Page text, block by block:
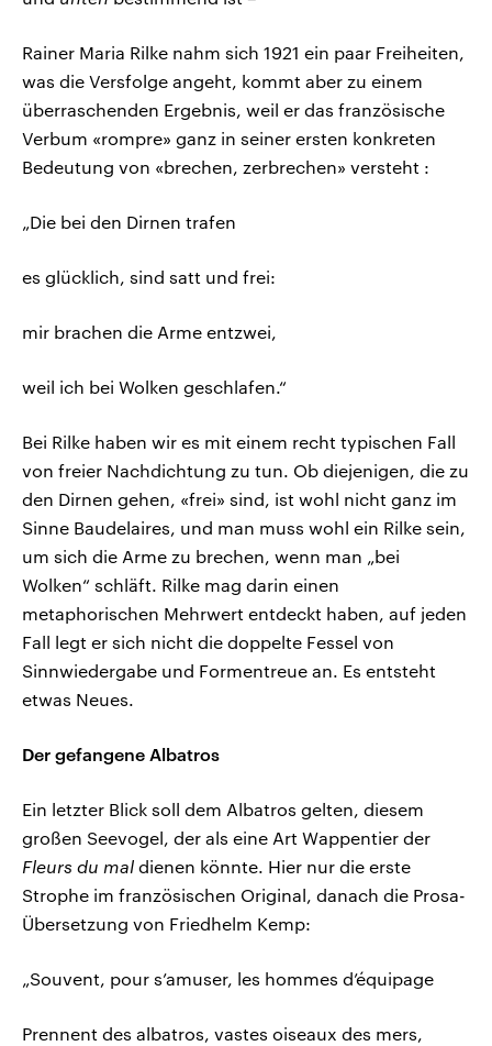
Rainer Maria Rilke nahm sich 1921 ein paar Freiheiten,
was die Versfolge angeht, kommt aber zu einem
überraschenden Ergebnis, weil er das französische
Verbum «rompre» ganz in seiner ersten konkreten
Bedeutung von «brechen, zerbrechen» versteht :
„Die bei den Dirnen trafen
es glücklich, sind satt und frei:
mir brachen die Arme entzwei,
weil ich bei Wolken geschlafen.“
Bei Rilke haben wir es mit einem recht typischen Fall
von freier Nachdichtung zu tun. Ob diejenigen, die zu
den Dirnen gehen, «frei» sind, ist wohl nicht ganz im
Sinne Baudelaires, und man muss wohl ein Rilke sein,
um sich die Arme zu brechen, wenn man „bei
Wolken“ schläft. Rilke mag darin einen
metaphorischen Mehrwert entdeckt haben, auf jeden
Fall legt er sich nicht die doppelte Fessel von
Sinnwiedergabe und Formentreue an. Es entsteht
etwas Neues.
Der gefangene Albatros
Ein letzter Blick soll dem Albatros gelten, diesem
großen Seevogel, der als eine Art Wappentier der
Fleurs du mal dienen könnte. Hier nur die erste
Strophe im französischen Original, danach die Prosa-
Übersetzung von Friedhelm Kemp:
„Souvent, pour s’amuser, les hommes d’équipage
Prennent des albatros, vastes oiseaux des mers,